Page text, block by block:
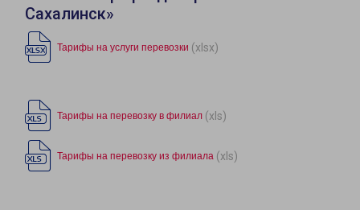
Сахалинск»
Тарифы на услуги перевозки (xlsx)
Тарифы на перевозку в филиал (xls)
Тарифы на перевозку из филиала (xls)